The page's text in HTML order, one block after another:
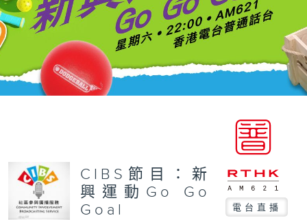
CIBS節目：新
興運動Go Go
Goal
電台直播